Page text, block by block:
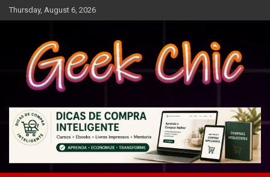
Skip
to
Thursday, August 6, 2026
Geek Chic